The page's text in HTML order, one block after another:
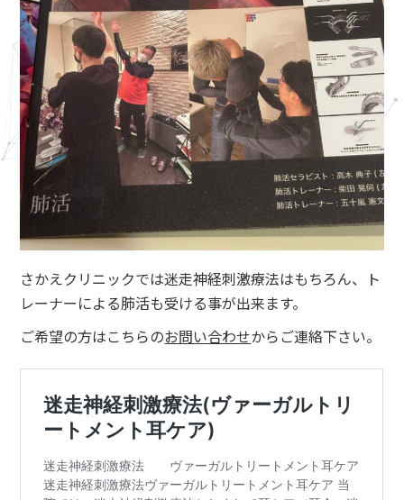
さかえクリニックでは迷走神経刺激療法はもちろん、ト
レーナーによる肺活も受ける事が出来ます。
ご希望の方はこちらのお問い合わせからご連絡下さい。